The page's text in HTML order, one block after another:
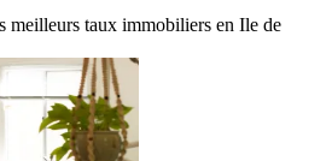
meilleurs taux immobiliers en Ile de